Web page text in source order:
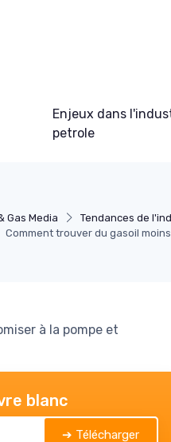
Enjeux dans
petrole
Gas Media Tendances de
Comment trouver du gasoil
à la pompe et
blanc
➔ Télécharger